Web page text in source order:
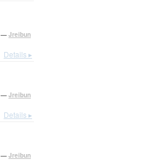
— Jreibun
Details ▸
— Jreibun
Details ▸
— Jreibun